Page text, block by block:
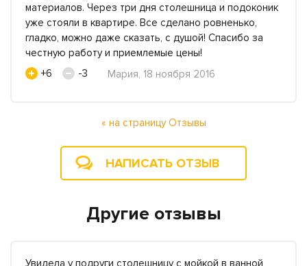
материалов. Через три дня столешница и подоконик
уже стояли в квартире. Все сделано ровненько,
гладко, можно даже сказать, с душой! Спасибо за
честную работу и приемлемые цены!
+6
-3 Мария, 18 ноября 2016
« на страницу Отзывы
НАПИСАТЬ ОТЗЫВ
Другие отзывы
Увидела у подруги столешницу с мойкой в ванной